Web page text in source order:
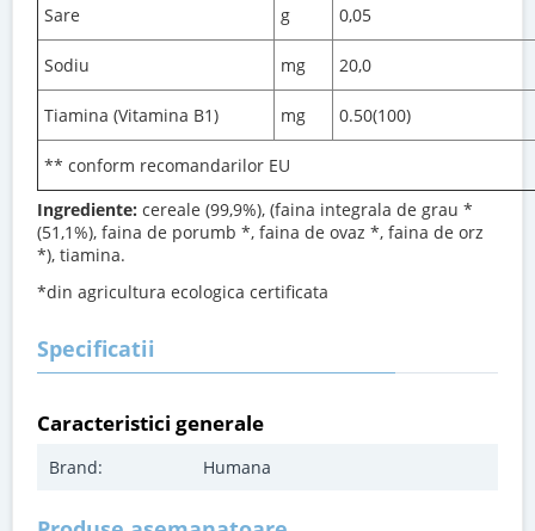
Sare g 0,05
Sodiu mg 20,0
Tiamina (Vitamina B1) mg 0.50(100)
** conform recomandarilor EU
Ingrediente: cereale (99,9%), (faina integrala de grau *
(51,1%), faina de porumb *, faina de ovaz *, faina de orz
*), tiamina.
*din agricultura ecologica certificata
Specificatii
Caracteristici generale
Brand: Humana